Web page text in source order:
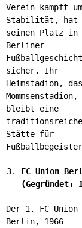
Verein kämpft um
Stabilität, hat
seinen Platz in
Berliner
sicher. Ihr
Heimstadion, das
Mommsenstadion,
bleibt eine
traditionsreiche
Stätte für
FC Union
(Gegründet:
Der 1. FC Union
Berlin, 1966